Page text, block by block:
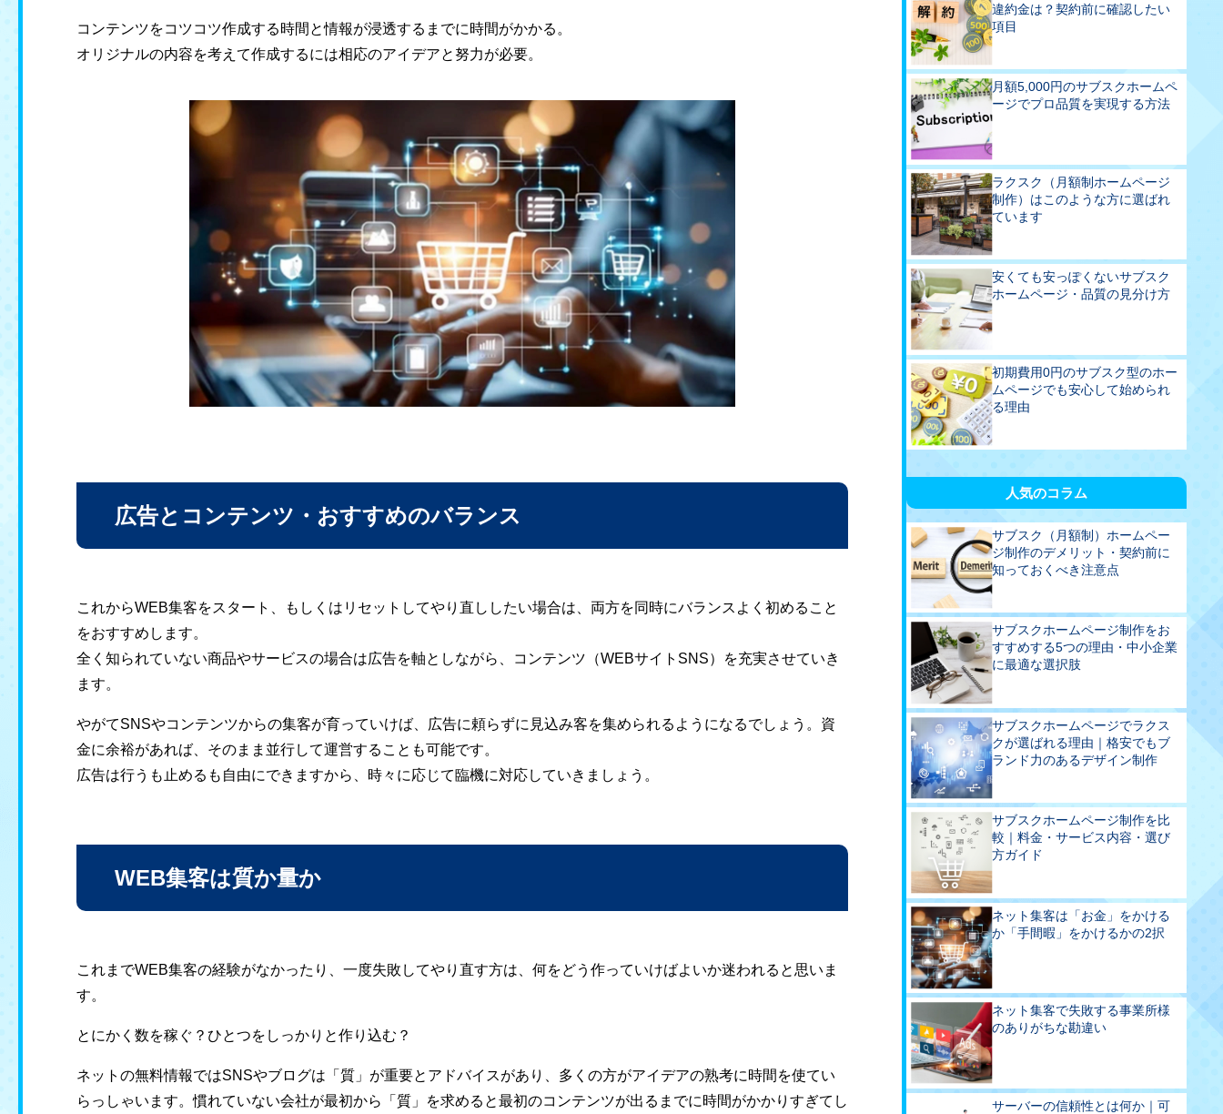
コンテンツをコツコツ作成する時間と情報が浸透するまでに時間がかかる。
オリジナルの内容を考えて作成するには相応のアイデアと努力が必要。
広告とコンテンツ・おすすめのバランス
これからWEB集客をスタート、もしくはリセットしてやり直ししたい場合は、両方を同時にバランスよく初めること
をおすすめします。
全く知られていない商品やサービスの場合は広告を軸としながら、コンテンツ（WEBサイトSNS）を充実させていき
ます。
やがてSNSやコンテンツからの集客が育っていけば、広告に頼らずに見込み客を集められるようになるでしょう。資
金に余裕があれば、そのまま並行して運営することも可能です。
広告は行うも止めるも自由にできますから、時々に応じて臨機に対応していきましょう。
WEB集客は質か量か
これまでWEB集客の経験がなかったり、一度失敗してやり直す方は、何をどう作っていけばよいか迷われると思いま
す。
とにかく数を稼ぐ？ひとつをしっかりと作り込む？
ネットの無料情報ではSNSやブログは「質」が重要とアドバイスがあり、多くの方がアイデアの熟考に時間を使てい
らっしゃいます。慣れていない会社が最初から「質」を求めると最初のコンテンツが出るまでに時間がかかりすぎてし
違約金は？契約前に確認したい
項目
月額5,000円のサブスクホームペ
ージでプロ品質を実現する方法
ラクスク（月額制ホームページ
制作）はこのような方に選ばれ
ています
安くても安っぽくないサブスク
ホームページ・品質の見分け方
初期費用0円のサブスク型のホー
ムページでも安心して始められ
る理由
人気のコラム
サブスク（月額制）ホームペー
ジ制作のデメリット・契約前に
知っておくべき注意点
サブスクホームページ制作をお
すすめする5つの理由・中小企業
に最適な選択肢
サブスクホームページでラクス
クが選ばれる理由｜格安でもブ
ランド力のあるデザイン制作
サブスクホームページ制作を比
較｜料金・サービス内容・選び
方ガイド
ネット集客は「お金」をかける
か「手間暇」をかけるかの2択
ネット集客で失敗する事業所様
のありがちな勘違い
サーバーの信頼性とは何か｜可